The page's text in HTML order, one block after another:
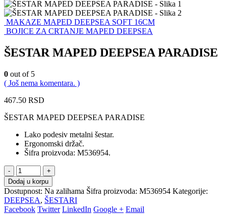
MAKAZE MAPED DEEPSEA SOFT 16CM
BOJICE ZA CRTANJE MAPED DEEPSEA
ŠESTAR MAPED DEEPSEA PARADISE
0 out of 5
( Još nema komentara. )
467.50 RSD
ŠESTAR MAPED DEEPSEA PARADISE
Lako podesiv metalni šestar.
Ergonomski držač.
Šifra proizvoda: M536954.
-
+
Dodaj u korpu
Dostupnost: Na zalihama Šifra proizvoda: M536954 Kategorije:
DEEPSEA, ŠESTARI
Facebook Twitter LinkedIn Google + Email